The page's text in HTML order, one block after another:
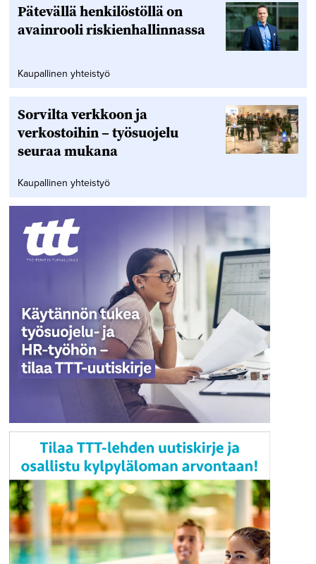
Pätevällä henkilöstöllä on
avainrooli riskienhallinnassa
Kaupallinen yhteistyö
Sorvilta verkkoon ja
verkostoihin – työsuojelu
seuraa mukana
Kaupallinen yhteistyö